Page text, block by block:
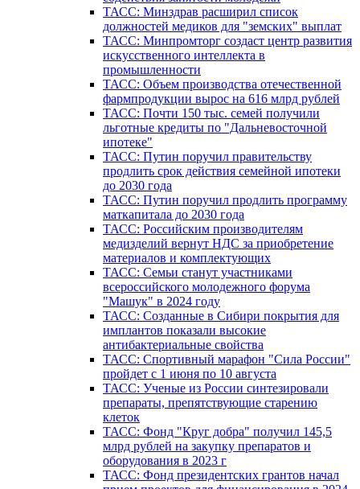
ТАСС: Минздрав расширил список
должностей медиков для "земских" выплат
ТАСС: Минпромторг создаст центр развития
искусственного интеллекта в
промышленности
ТАСС: Объем производства отечественной
фармпродукции вырос на 616 млрд рублей
ТАСС: Почти 150 тыс. семей получили
льготные кредиты по "Дальневосточной
ипотеке"
ТАСС: Путин поручил правительству
продлить срок действия семейной ипотеки
до 2030 года
ТАСС: Путин поручил продлить программу
маткапитала до 2030 года
ТАСС: Российским производителям
медизделий вернут НДС за приобретение
материалов и комплектующих
ТАСС: Семьи станут участниками
всероссийского молодежного форума
"Машук" в 2024 году
ТАСС: Созданные в Сибири покрытия для
имплантов показали высокие
антибактериальные свойства
ТАСС: Спортивный марафон "Сила России"
пройдет с 1 июня по 10 августа
ТАСС: Ученые из России синтезировали
препараты, препятствующие старению
клеток
ТАСС: Фонд "Круг добра" получил 145,5
млрд рублей на закупку препаратов и
оборудования в 2023 г
ТАСС: Фонд президентских грантов начал